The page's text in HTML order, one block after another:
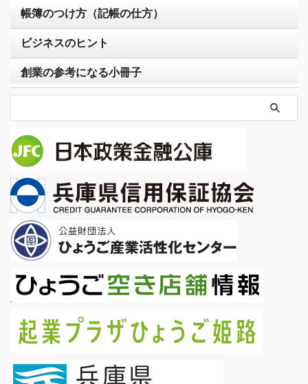
帳簿のつけ方（記帳の仕方）
ビジネスのヒント
創業の参考になる小冊子